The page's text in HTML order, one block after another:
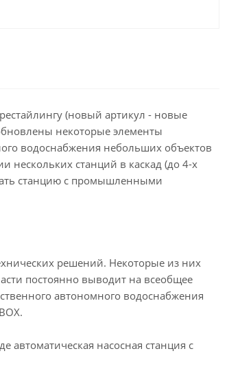
(новый артикул - новые
некоторые элементы
водоснабжения небольших объектов
нескольких станций в каскад (до 4-х
станцию с промышленными
решений. Некоторые из них
постоянно выводит на всеобщее
автономного водоснабжения
автоматическая насосная станция с